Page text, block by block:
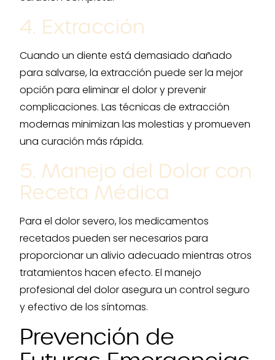
4. Extracción
Cuando un diente está demasiado dañado
para salvarse, la extracción puede ser la mejor
opción para eliminar el dolor y prevenir
complicaciones. Las técnicas de extracción
modernas minimizan las molestias y promueven
una curación más rápida.
5. Manejo del Dolor con
Receta Médica
Para el dolor severo, los medicamentos
recetados pueden ser necesarios para
proporcionar un alivio adecuado mientras otros
tratamientos hacen efecto. El manejo
profesional del dolor asegura un control seguro
y efectivo de los síntomas.
Prevención de